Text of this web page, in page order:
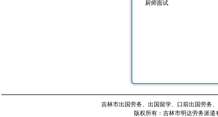
厨师面试
吉林市出国劳务、出国留学、口前出国劳务
版权所有：吉林市明达劳务派